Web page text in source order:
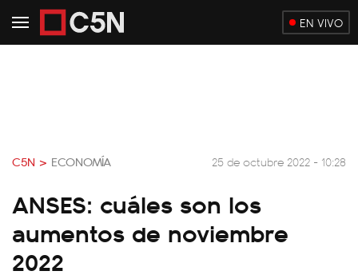
EN VIVO
C5N > ECONOMÍA 25 de octubre 2022 - 10:28
ANSES: cuáles son los
aumentos de noviembre
2022